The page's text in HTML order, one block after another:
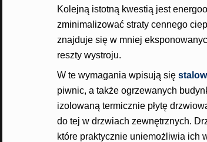
Kolejną istotną kwestią jest
zminimalizować straty cennego
znajduje się w mniej
reszty wystroju.
W te wymagania wpisują się
piwnic, a także ogrzewanych
izolowaną termicznie płytę
do tej w drzwiach zewnętrznych.
które praktycznie uniemożliwia ich